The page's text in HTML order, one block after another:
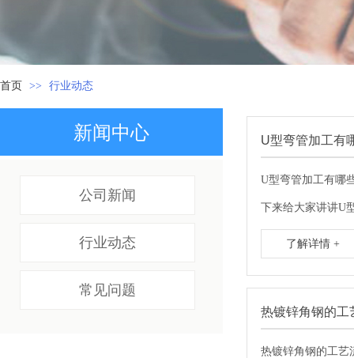
首页 >> 行业动态
新闻中心
公司新闻
行业动态
常见问题
U型弯管加工有
U型弯管加工有哪
下来给大家讲讲U
了解详情 +
热镀锌角钢的工
热镀锌角钢的工艺